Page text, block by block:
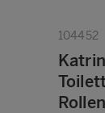
104452
Katrin